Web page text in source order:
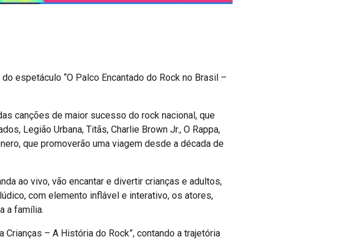
espetáculo “O Palco Encantado do Rock no Brasil –
canções de maior sucesso do rock nacional, que
Legião Urbana, Titãs, Charlie Brown Jr., O Rappa,
que promoverão uma viagem desde a década de
ao vivo, vão encantar e divertir crianças e adultos,
com elemento inflável e interativo, os atores,
a família.
– A História do Rock”, contando a trajetória